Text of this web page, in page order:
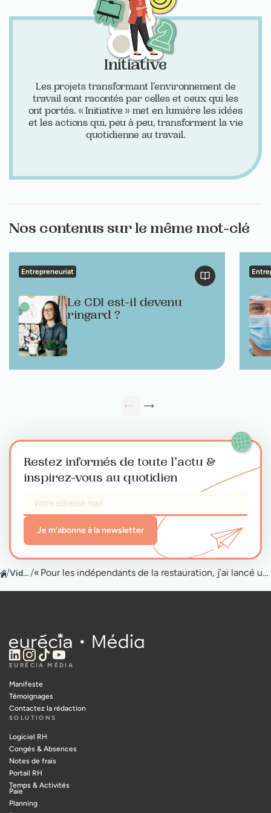
Initiative
Les projets transformant l’environnement de
travail sont racontés par celles et ceux qui les
ont portés. « Initiative » met en lumière les idées
et les actions qui, peu à peu, transforment la vie
quotidienne au travail.
Nos contenus sur le même mot-clé
Entrepreneuriat
Le CDI est-il devenu
ringard ?
Restez informés de toute l’actu &
inspirez-vous au quotidien
Je m’abonne à la newsletter
/ Vidéos / « Pour les indépendants de la restauration, j’ai lancé une cuisine partagée »
EURÉCIA MÉDIA
Manifeste
Témoignages
Contactez la rédaction
SOLUTIONS
Logiciel RH
Congés & Absences
Notes de frais
Portail RH
Temps & Activités
Paie
Planning